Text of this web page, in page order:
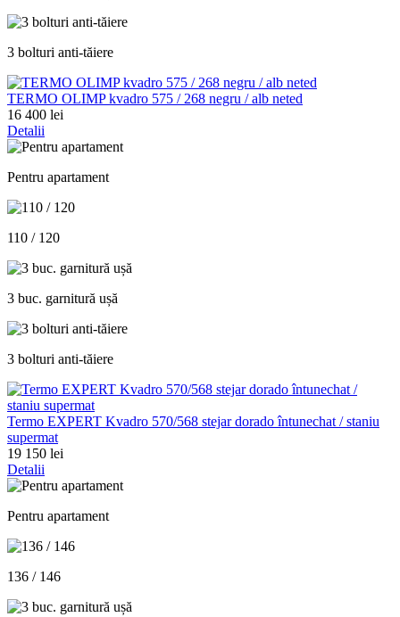
3 bolturi anti-tăiere
TERMO OLIMP kvadro 575 / 268 negru / alb neted
16 400 lei
Detalii
Pentru apartament
110 / 120
3 buc. garnitură ușă
3 bolturi anti-tăiere
Termo EXPERT Kvadro 570/568 stejar dorado întunechat / staniu
supermat
19 150 lei
Detalii
Pentru apartament
136 / 146